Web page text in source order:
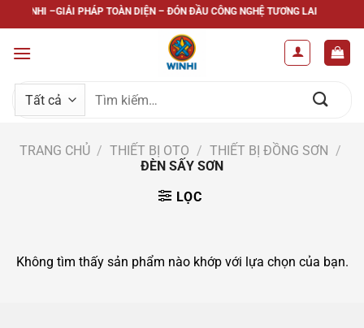
qua
nội
WINHI –GIẢI PHÁP TOÀN DIỆN – ĐÓN ĐẦU CÔNG NGHỆ TƯƠNG LAI
Tìm
kiếm:
TRANG CHỦ / THIẾT BỊ OTO / THIẾT BỊ ĐỒNG SƠN /
ĐÈN SẤY SƠN
LỌC
Không tìm thấy sản phẩm nào khớp với lựa chọn của bạn.